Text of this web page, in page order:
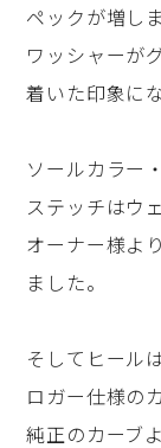
ペックが増しま
ワッシャーが
着いた印象に
ソールカラー
ステッチはウ
オーナー様よ
ました。
そしてヒール
ロガー仕様の
純正のカーブ